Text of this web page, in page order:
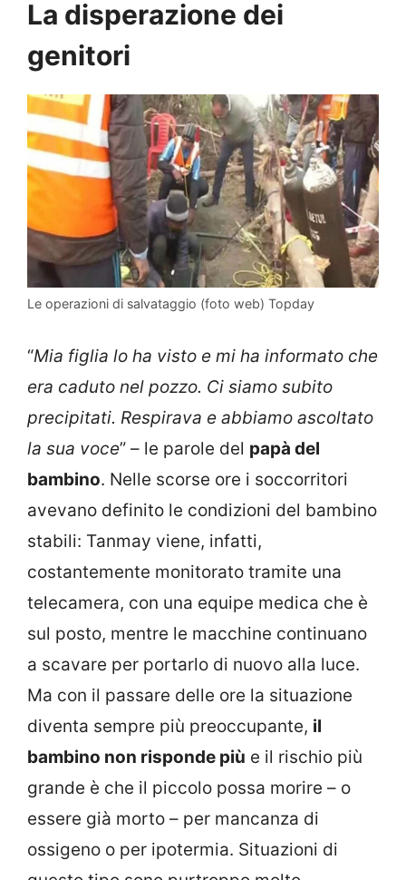
La disperazione dei
genitori
Le operazioni di salvataggio (foto web) Topday
“Mia figlia lo ha visto e mi ha informato che
era caduto nel pozzo. Ci siamo subito
precipitati. Respirava e abbiamo ascoltato
la sua voce” – le parole del papà del
bambino. Nelle scorse ore i soccorritori
avevano definito le condizioni del bambino
stabili: Tanmay viene, infatti,
costantemente monitorato tramite una
telecamera, con una equipe medica che è
sul posto, mentre le macchine continuano
a scavare per portarlo di nuovo alla luce.
Ma con il passare delle ore la situazione
diventa sempre più preoccupante, il
bambino non risponde più e il rischio più
grande è che il piccolo possa morire – o
essere già morto – per mancanza di
ossigeno o per ipotermia. Situazioni di